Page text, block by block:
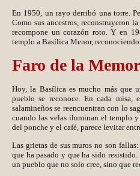
En 1950, un rayo derribó una torre.
Como sus ancestros, reconstruyeron
recompone un corazón roto. Y en
templo a Basílica Menor,
Faro de la
Hoy, la Basílica es mucho más que
pueblo se reconoce. En cada misa,
salamineños se reencuentran con lo
cuando las velas iluminan el templo
del ponche y el café, parece levitar
Las grietas de sus muros no son
que ha pasado y que ha sido
un pueblo que no solo cree, sino que